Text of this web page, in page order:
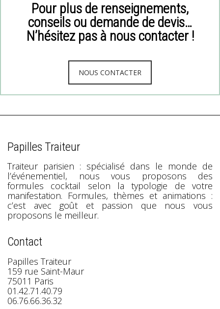
Pour plus de renseignements,
conseils ou demande de devis…
N’hésitez pas à nous contacter !
NOUS CONTACTER
Papilles Traiteur
Traiteur parisien : spécialisé dans le monde de
l’événementiel, nous vous proposons des
formules cocktail selon la typologie de votre
manifestation. Formules, thèmes et animations :
c’est avec goût et passion que nous vous
proposons le meilleur.
Contact
Papilles Traiteur
159 rue Saint-Maur
75011 Paris
01.42.71.40.79
06.76.66.36.32